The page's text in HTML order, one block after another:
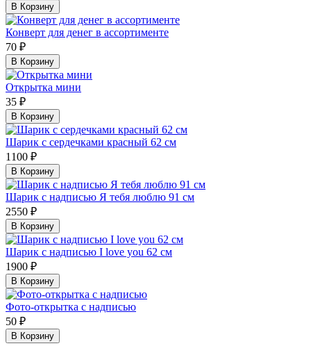
В Корзину
Конверт для денег в ассортименте
70 ₽
В Корзину
Открытка мини
35 ₽
В Корзину
Шарик с сердечками красный 62 см
1100 ₽
В Корзину
Шарик с надписью Я тебя люблю 91 см
2550 ₽
В Корзину
Шарик с надписью I love you 62 см
1900 ₽
В Корзину
Фото-открытка с надписью
50 ₽
В Корзину